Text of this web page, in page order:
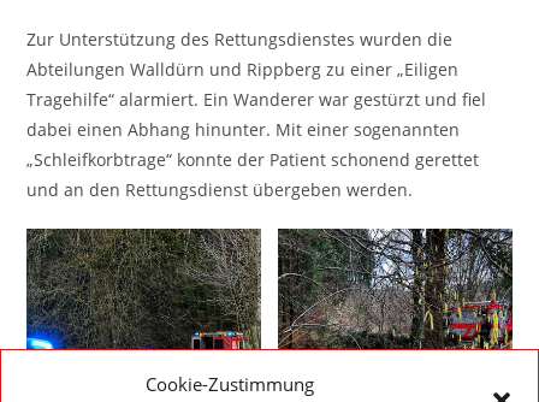
Cookie-Zustimmung
Zur Unterstützung des Rettungsdienstes wurden die
Abteilungen Walldürn und Rippberg zu einer „Eiligen
Tragehilfe“ alarmiert. Ein Wanderer war gestürzt und fiel
dabei einen Abhang hinunter. Mit einer sogenannten
„Schleifkorbtrage“ konnte der Patient schonend gerettet
und an den Rettungsdienst übergeben werden.